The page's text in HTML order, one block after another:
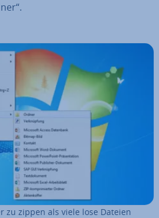
zu zippen als viele lose Dateien